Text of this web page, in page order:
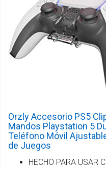
Orzly Accesorio PS5
Mandos Playstation 5
Teléfono Móvil
de Juegos
HECHO PARA USAR